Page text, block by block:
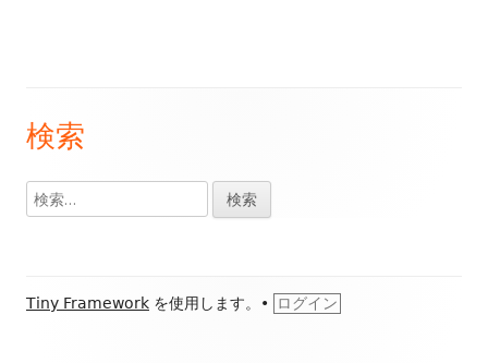
メ
イ
検索
検
索:
フ
Tiny Framework を使用します。 • ログイン